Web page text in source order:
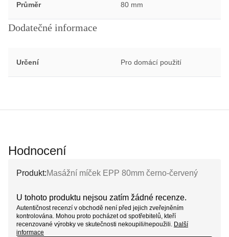
Průměr 80 mm
Dodatečné informace
Určení Pro domácí použití
Hodnocení
Produkt:Masážní míček EPP 80mm černo-červený
U tohoto produktu nejsou zatím žádné recenze.
Autentičnost recenzí v obchodě není před jejich zveřejněním
kontrolována. Mohou proto pocházet od spotřebitelů, kteří
recenzované výrobky ve skutečnosti nekoupili/nepoužili. Další
informace